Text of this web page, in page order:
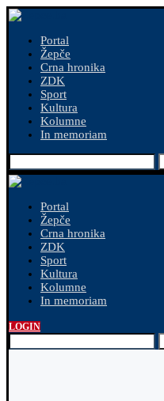
Portal
Žepče
Crna hronika
ZDK
Sport
Kultura
Kolumne
In memoriam
Portal
Žepče
Crna hronika
ZDK
Sport
Kultura
Kolumne
In memoriam
LOGIN